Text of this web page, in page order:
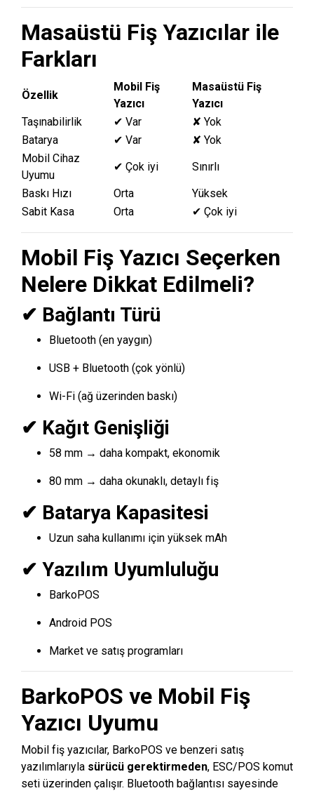
Masaüstü Fiş Yazıcılar ile
Farkları
Özellik
Mobil Fiş
Yazıcı
Masaüstü Fiş
Yazıcı
Taşınabilirlik
✔ Var
✘ Yok
Batarya
✔ Var
✘ Yok
Mobil Cihaz
Uyumu
✔ Çok iyi
Sınırlı
Baskı Hızı
Orta
Yüksek
Sabit Kasa
Orta ✔ Çok iyi
Mobil Fiş Yazıcı Seçerken
Nelere Dikkat Edilmeli?
✔ Bağlantı Türü
Bluetooth (en yaygın)
USB + Bluetooth (çok yönlü)
Wi-Fi (ağ üzerinden baskı)
✔ Kağıt Genişliği
58 mm → daha kompakt, ekonomik
80 mm → daha okunaklı, detaylı fiş
✔ Batarya Kapasitesi
Uzun saha kullanımı için yüksek mAh
✔ Yazılım Uyumluluğu
BarkoPOS
Android POS
Market ve satış programları
BarkoPOS ve Mobil Fiş
Yazıcı Uyumu
Mobil fiş yazıcılar, BarkoPOS ve benzeri satış
yazılımlarıyla sürücü gerektirmeden, ESC/POS komut
seti üzerinden çalışır. Bluetooth bağlantısı sayesinde